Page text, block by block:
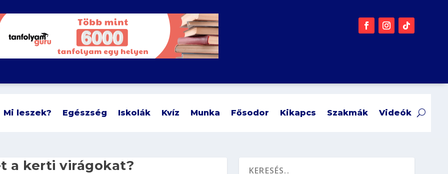
Mi leszek? Egészség Iskolák Kvíz Munka Fősodor Kikapcs Szakmák Videók
a kerti virágokat?